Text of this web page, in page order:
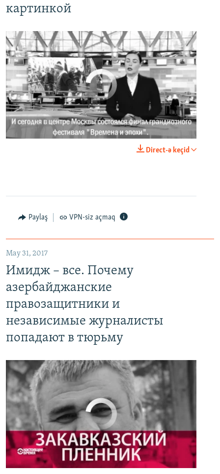
картинкой
No media source currently available
Direct-ə keçid
Paylaş VPN-siz açmaq
May 31, 2017
Имидж – все. Почему
азербайджанские
правозащитники и
независимые журналисты
попадают в тюрьму
EMBED
Имидж – все. Почему азербайджанские правозащитники и независимые журналисты попадают в тюрьму
No media source currently available